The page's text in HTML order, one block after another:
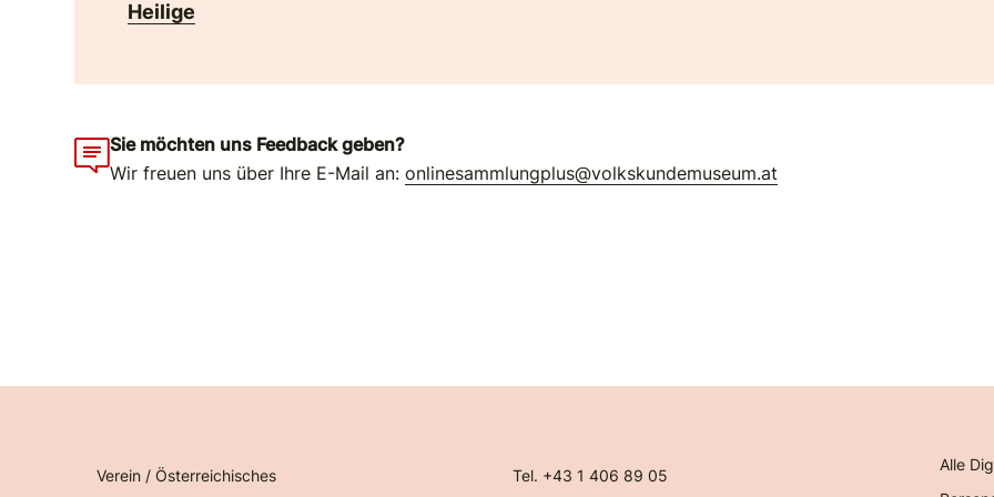
Heilige
Sie möchten uns Feedback geben?
Wir freuen uns über Ihre E-Mail an:onlinesammlungplus@volkskundemuseum.at
Verein / Österreichisches
Tel. +43 1 406 89 05
Alle